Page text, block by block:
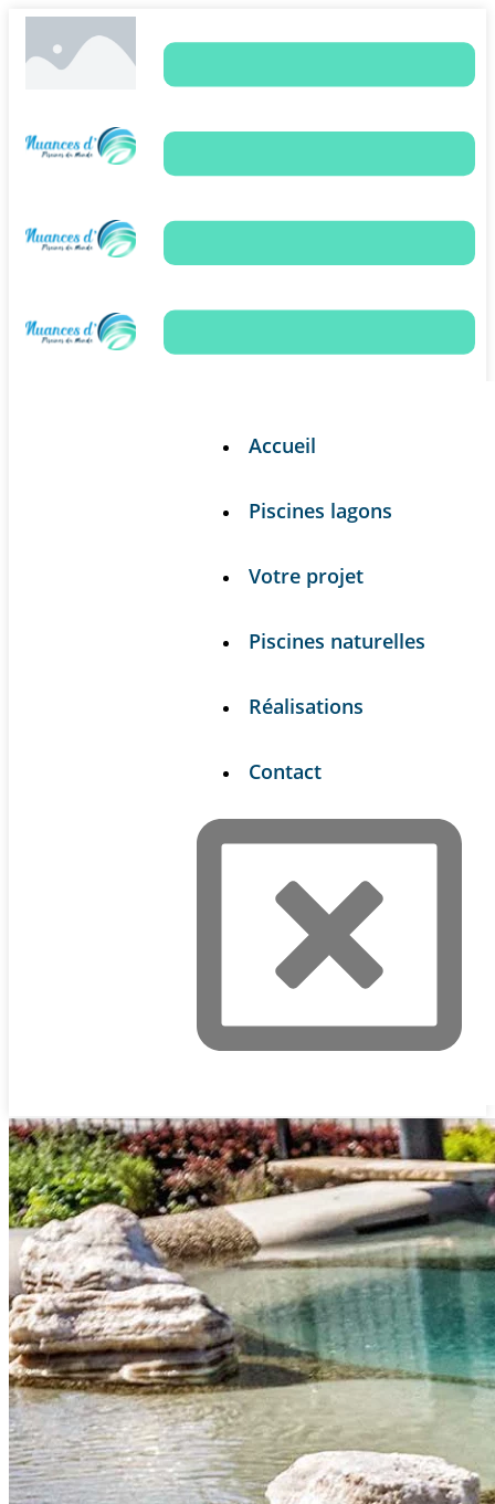
Accueil
Piscines lagons
Votre projet
Piscines naturelles
Réalisations
Contact